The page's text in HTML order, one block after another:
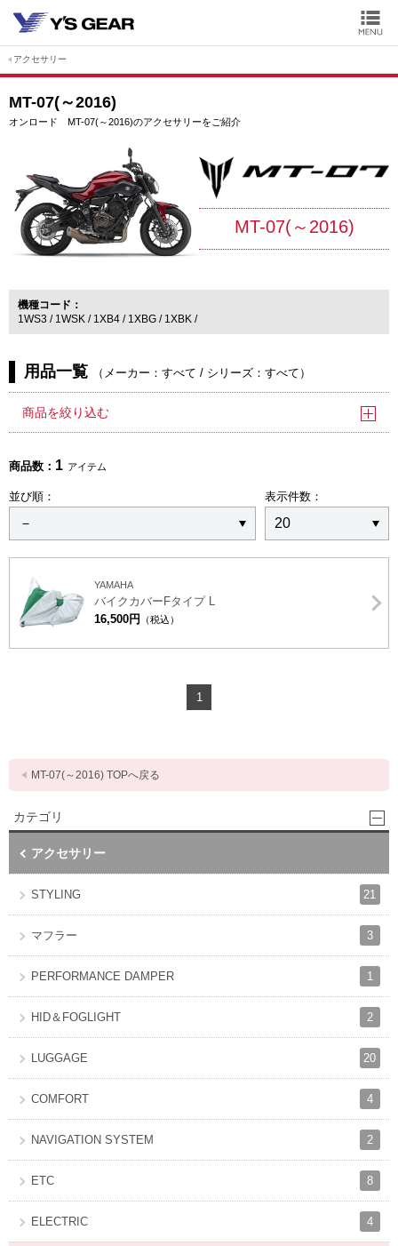
アクセサリー
MT-07(～2016)
オンロード MT-07(～2016)のアクセサリーをご紹介
MT-07(～2016)
機種コード
1WS3
1WSK 1XB4 1XBG 1XBK
用品一覧 （ メーカー：すべて / シリーズ：すべて ）
商品を絞り込む
商品数： 1 アイテム
並び順： 表示件数：
YAMAHA
バイクカバーFタイプ L
16,500円
（税込）
1
MT-07(～2016) TOPへ戻る
カテゴリ
アクセサリー
STYLING 21
マフラー 3
PERFORMANCE DAMPER 1
HID＆FOGLIGHT 2
LUGGAGE 20
COMFORT 4
NAVIGATION SYSTEM 2
ETC 8
ELECTRIC 4